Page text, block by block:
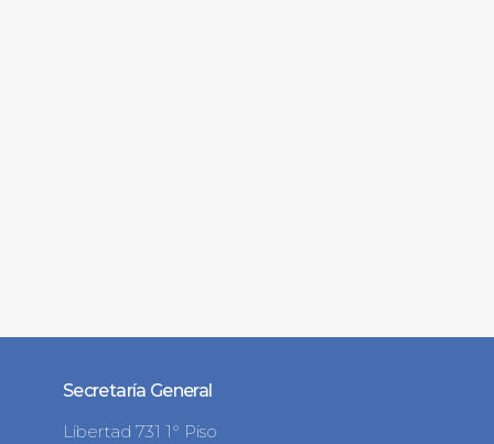
Secretaría General
Libertad 731 1° Piso